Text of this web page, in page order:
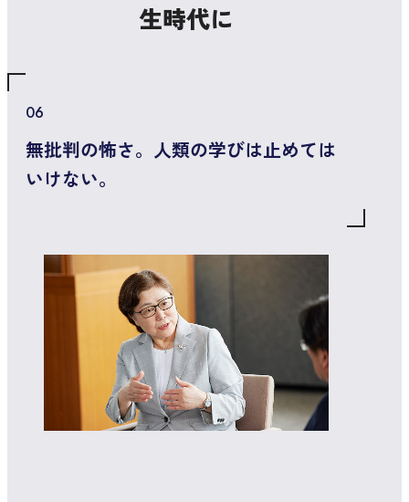
生時代に
06
無批判の怖さ。人類の学びは止めては
いけない。